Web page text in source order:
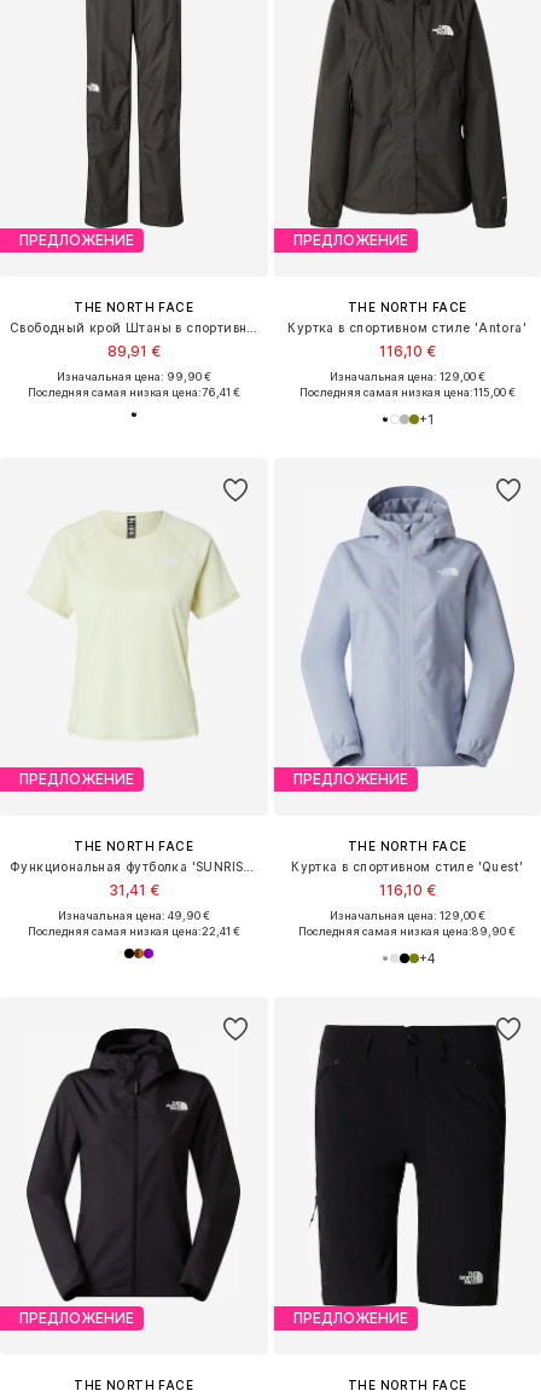
ПРЕДЛОЖЕНИЕ
THE NORTH FACE
89,91 €
Изначальная цена: 99,90 €
Последняя самая низкая цена:76,41 €
ПРЕДЛОЖЕНИЕ
THE NORTH FACE
Куртка в спортивном стиле 'Antora'
116,10 €
Изначальная цена: 129,00 €
Последняя самая низкая цена:115,00 €
+1
ПРЕДЛОЖЕНИЕ
THE NORTH FACE
31,41 €
Изначальная цена: 49,90 €
Последняя самая низкая цена:22,41 €
ПРЕДЛОЖЕНИЕ
THE NORTH FACE
Куртка в спортивном стиле 'Quest'
116,10 €
Изначальная цена: 129,00 €
Последняя самая низкая цена:89,90 €
+4
ПРЕДЛОЖЕНИЕ
THE NORTH FACE
ПРЕДЛОЖЕНИЕ
THE NORTH FACE